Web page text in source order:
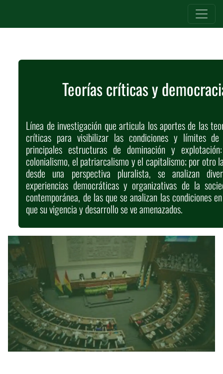
Teorías críticas y
Línea de investigación que articula los aportes de las
críticas para visibilizar las condiciones y límites
principales estructuras de dominación y
colonialismo, el patriarcalismo y el capitalismo; por otro
desde una perspectiva pluralista, se analizan
experiencias democráticas y organizativas de la
contemporánea, de las que se analizan las condiciones
que su vigencia y desarrollo se ve amenazados.